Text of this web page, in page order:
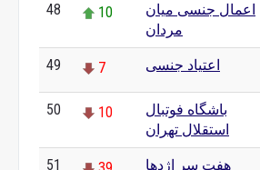
48 10
اعمال جنسی میان
مردان
49 7 اعتیاد جنسی
50 10
باشگاه فوتبال
استقلال تهران
51 هفت سر اژدها